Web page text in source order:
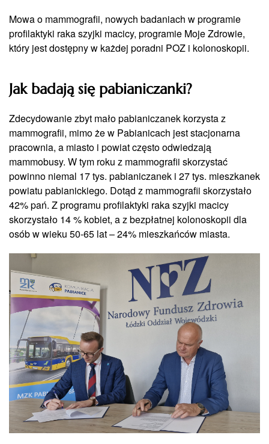
Mowa o mammografii, nowych badaniach w programie
profilaktyki raka szyjki macicy, programie Moje Zdrowie,
który jest dostępny w każdej poradni POZ i kolonoskopii.
Jak badają się pabianiczanki?
Zdecydowanie zbyt mało pabianiczanek korzysta z
mammografii, mimo że w Pabianicach jest stacjonarna
pracownia, a miasto i powiat często odwiedzają
mammobusy. W tym roku z mammografii skorzystać
powinno niemal 17 tys. pabianiczanek i 27 tys. mieszkanek
powiatu pabianickiego. Dotąd z mammografii skorzystało
42% pań. Z programu profilaktyki raka szyjki macicy
skorzystało 14 % kobiet, a z bezpłatnej kolonoskopii dla
osób w wieku 50-65 lat – 24% mieszkańców miasta.